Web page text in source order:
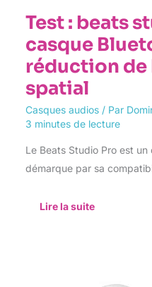
Test : beats
casque
réduction
spatial
Casques audios/ Par
3 minutes de lecture
Le Beats Studio Pro est
démarque par sa
Lire la suite